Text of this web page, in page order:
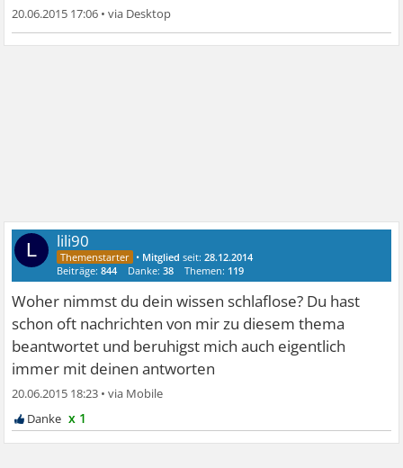
20.06.2015 17:06 •
L lili90
• Mitglied seit:28.12.2014
Beiträge:844 Danke:38 Themen: 119
Woher nimmst du dein wissen schlaflose? Du hast
schon oft nachrichten von mir zu diesem thema
beantwortet und beruhigst mich auch eigentlich
immer mit deinen antworten
20.06.2015 18:23 •
x 1